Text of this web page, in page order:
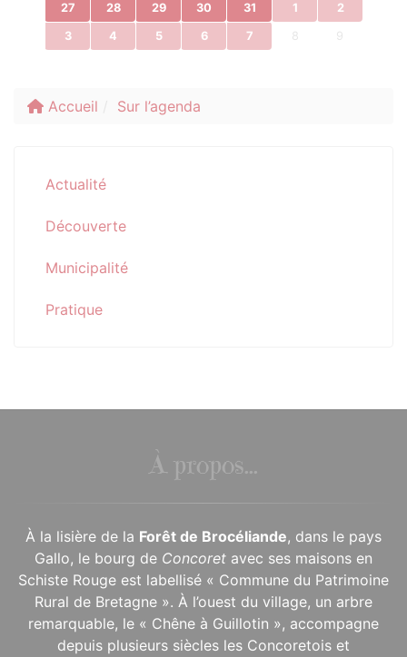
27 28 29 30 31 1 2
3 4 5 6 7 8 9
Accueil Sur l’agenda
Actualité
Découverte
Municipalité
Pratique
À propos...
À la lisière de la Forêt de Brocéliande, dans le pays
Gallo, le bourg de Concoret avec ses maisons en
Schiste Rouge est labellisé « Commune du Patrimoine
Rural de Bretagne ». À l’ouest du village, un arbre
remarquable, le « Chêne à Guillotin », accompagne
depuis plusieurs siècles les Concoretois et